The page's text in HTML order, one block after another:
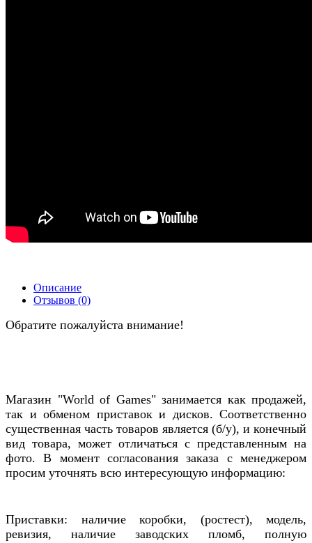
Описание
Отзывов (0)
Обратите пожалуйста внимание!
Магазин "World of Games" занимается как продажей,
так и обменом приставок и дисков. Соответственно
существенная часть товаров является (б/у), и конечный
вид товара, может отличаться с представленным на
фото. В момент согласования заказа с менеджером
просим уточнять всю интересующую информацию:
Приставки: наличие коробки, (ростест), модель,
ревизия, наличие заводских пломб, полную